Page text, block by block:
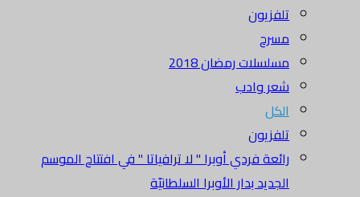
تلفزيون
مسرح
مسلسلات رمضان 2018
شعر وادب
الكل
تلفزيون
رائعة فردي أوبرا " لا ترافياتا " في افتتاح الموسم
الجديد بدار الأوبرا السلطانيّة